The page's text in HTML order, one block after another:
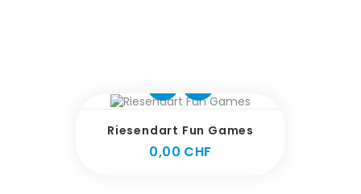
Riesendart Fun Games
0,00 CHF